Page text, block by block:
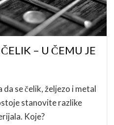
– U ČEMU JE
se čelik, željezo i metal
stanovite razlike
Koje?